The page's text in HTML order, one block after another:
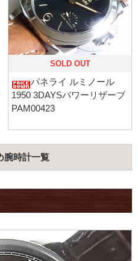
SOLD OUT
パネライ ルミノール
1950 3DAYSパワーリザーブ
PAM00423
腕時計一覧